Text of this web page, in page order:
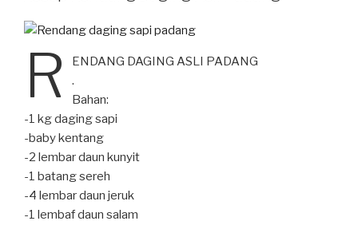
p
p
m o
o
R
ENDANG DAGING ASLI PADANG⁣
. ⁣
Bahan:⁣
-1 kg daging sapi⁣
-baby kentang⁣
-2 lembar daun kunyit⁣
-1 batang sereh⁣
-4 lembar daun jeruk⁣
-1 lembaf daun salam⁣